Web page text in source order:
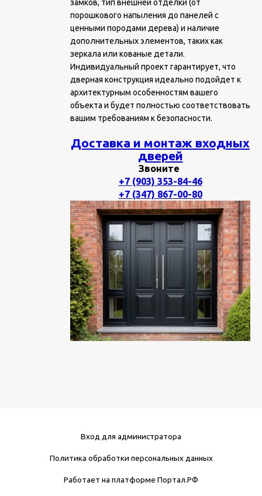
замков, тип внешней отделки (от
порошкового напыления до панелей с
ценными породами дерева) и наличие
дополнительных элементов, таких как
зеркала или кованые детали.
Индивидуальный проект гарантирует, что
дверная конструкция идеально подойдет к
архитектурным особенностям вашего
объекта и будет полностью соответствовать
вашим требованиям к безопасности.
Доставка и монтаж входных
дверей
Звоните
+7 (903) 353-84-46
+7 (347) 867-00-80
Вход для администратора
Политика обработки персональных данных
Работает на платформе Портал.РФ